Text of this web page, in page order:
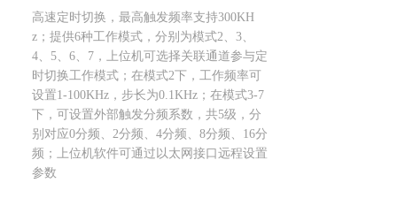
高速定时切换，最高触发频率支持300KH
z；提供6种工作模式，分别为模式2、3、
4、5、6、7，上位机可选择关联通道参与定
时切换工作模式；在模式2下，工作频率可
设置1-100KHz，步长为0.1KHz；在模式3-7
下，可设置外部触发分频系数，共5级，分
别对应0分频、2分频、4分频、8分频、16分
频；上位机软件可通过以太网接口远程设置
参数